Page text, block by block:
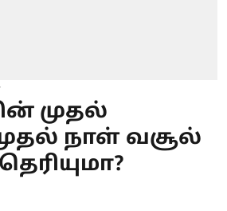
முதல்
நாள் வசூல்